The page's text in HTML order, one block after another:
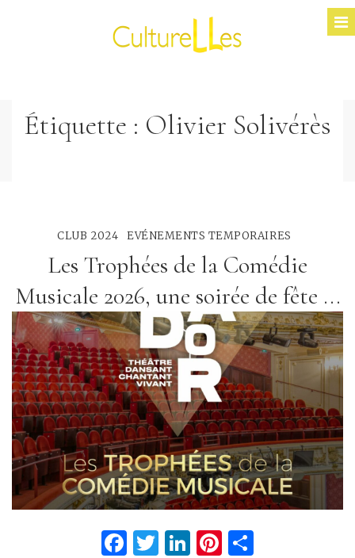
Étiquette : Olivier Solivérès
CLUB 2024 EVÉNEMENTS TEMPORAIRES
Les Trophées de la Comédie
Musicale 2026, une soirée de fête ...
Facebook
Twitter
LinkedIn
Pinterest